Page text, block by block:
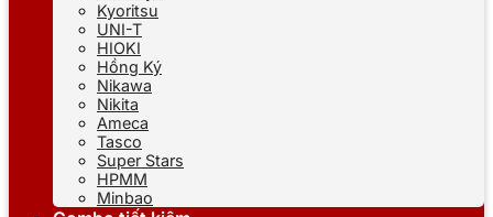
Kyoritsu
UNI-T
HIOKI
Hồng Ký
Nikawa
Nikita
Ameca
Tasco
Super Stars
HPMM
Minbao